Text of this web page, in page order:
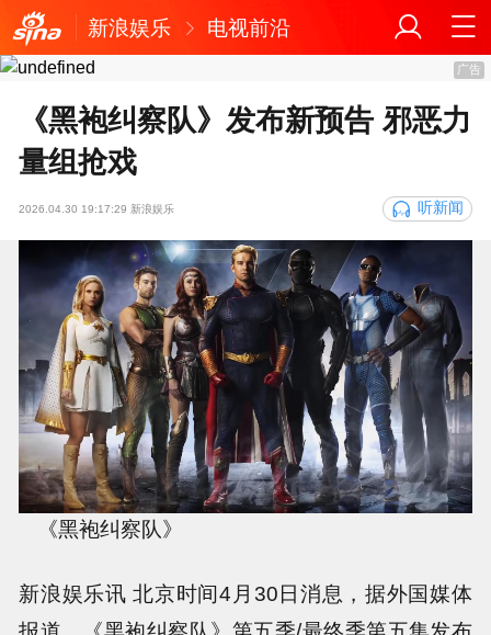
新浪娱乐 电视前沿
广告
《黑袍纠察队》发布新预告 邪恶力
量组抢戏
2026.04.30 19:17:29 新浪娱乐 听新闻
《黑袍纠察队》
新浪娱乐讯 北京时间4月30日消息，据外国媒体